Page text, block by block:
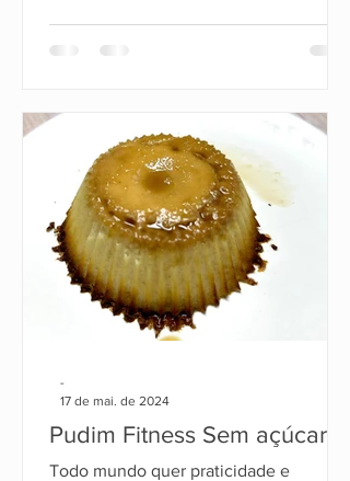
Pudim Fitness Sem açúcar
Todo mundo quer praticidade e
-
17 de mai. de 2024